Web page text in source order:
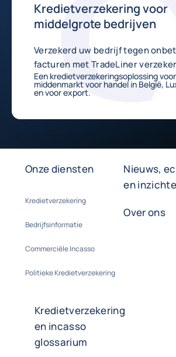
Kredietverzekering voor
middelgrote bedrijven
Verzekerd uw bedrijf tegen
facturen met TradeLiner
Een kredietverzekeringsoplossing
middenmarkt voor handel in België,
en voor export.
Onze diensten
Kredietverzekering
Bedrijfsinformatie
Commerciële Incasso
Politieke Kredietverzekering
Nieuws,
en
Over ons
Kredietverzekering
en incasso
glossarium